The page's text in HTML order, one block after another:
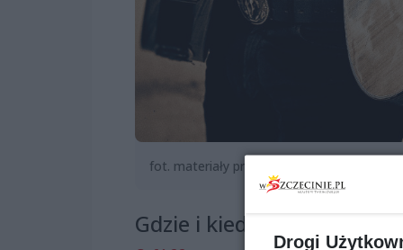
fot. materiały prasowe
Gdzie i kiedy?
Drogi